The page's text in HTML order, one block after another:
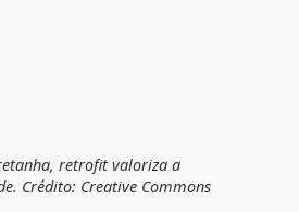
retrofit valoriza a
Crédito: Creative Commons